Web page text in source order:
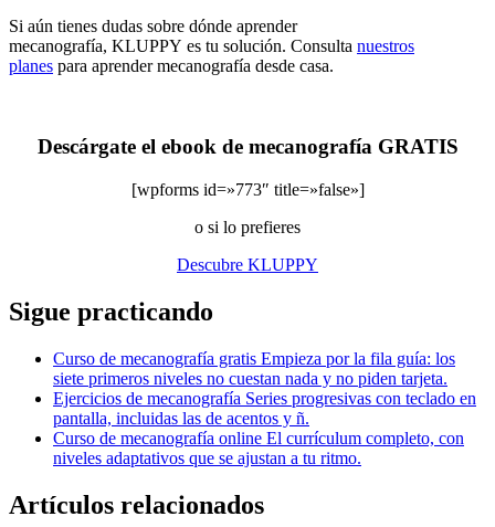
Si aún tienes dudas sobre dónde aprender
mecanografía, KLUPPY es tu solución. Consulta nuestros
planes para aprender mecanografía desde casa.
Descárgate el ebook de mecanografía GRATIS
[wpforms id=»773″ title=»false»]
o si lo prefieres
Descubre KLUPPY
Sigue practicando
Curso de mecanografía gratis Empieza por la fila guía: los
siete primeros niveles no cuestan nada y no piden tarjeta.
Ejercicios de mecanografía Series progresivas con teclado en
pantalla, incluidas las de acentos y ñ.
Curso de mecanografía online El currículum completo, con
niveles adaptativos que se ajustan a tu ritmo.
Artículos relacionados